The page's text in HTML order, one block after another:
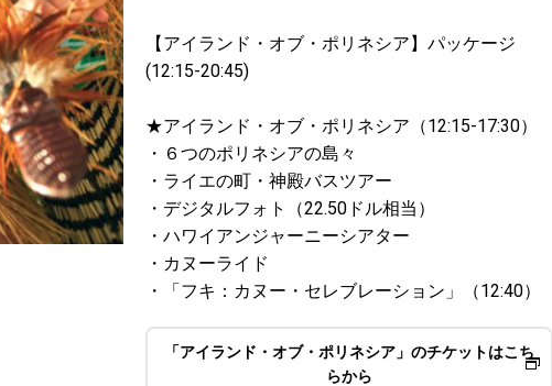
【アイランド・オブ・ポリネシア】パッケージ
(12:15-20:45)
★アイランド・オブ・ポリネシア（12:15-17:30）
・６つのポリネシアの島々
・ライエの町・神殿バスツアー
・デジタルフォト（22.50ドル相当）
・ハワイアンジャーニーシアター
・カヌーライド
・「フキ：カヌー・セレブレーション」（12:40）
「アイランド・オブ・ポリネシア」のチケットはこち
らから